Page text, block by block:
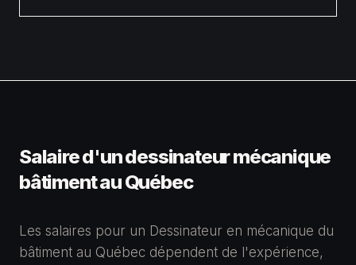
Salaire d'undessinateur mécanique
bâtimentau Québec
Les salaires pour un Dessinateur en mécanique du
bâtiment au Québec dépendent de l'expérience,